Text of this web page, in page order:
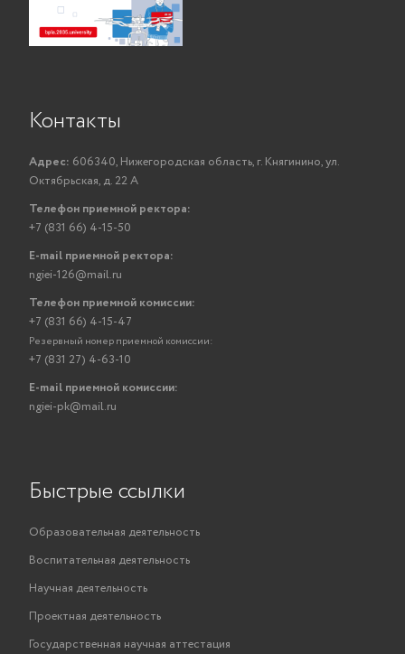
Контакты
Адрес: 606340, Нижегородская область, г. Княгинино, ул.
Октябрьская, д. 22 А
Телефон приемной ректора:
+7 (831 66) 4-15-50
E-mail приемной ректора:
ngiei-126@mail.ru
Телефон приемной комиссии:
+7 (831 66) 4-15-47
Резервный номер приемной комиссии:
+7 (831 27) 4-63-10
E-mail приемной комиссии:
ngiei-pk@mail.ru
Быстрые ссылки
Образовательная деятельность
Воспитательная деятельность
Научная деятельность
Проектная деятельность
Государственная научная аттестация